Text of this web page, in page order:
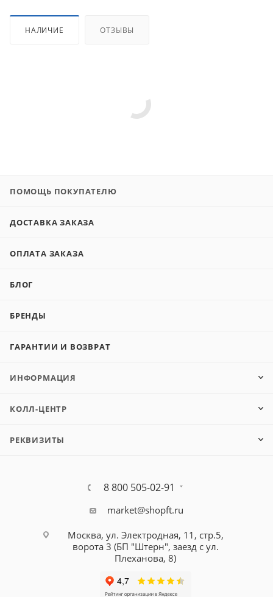
НАЛИЧИЕ ОТЗЫВЫ
ПОМОЩЬ ПОКУПАТЕЛЮ
ДОСТАВКА ЗАКАЗА
ОПЛАТА ЗАКАЗА
БЛОГ
БРЕНДЫ
ГАРАНТИИ И ВОЗВРАТ
ИНФОРМАЦИЯ
КОЛЛ-ЦЕНТР
РЕКВИЗИТЫ
8 800 505-02-91
market@shopft.ru
Москва, ул. Электродная, 11, стр.5,
ворота 3 (БП "Штерн", заезд с ул.
Плеханова, 8)